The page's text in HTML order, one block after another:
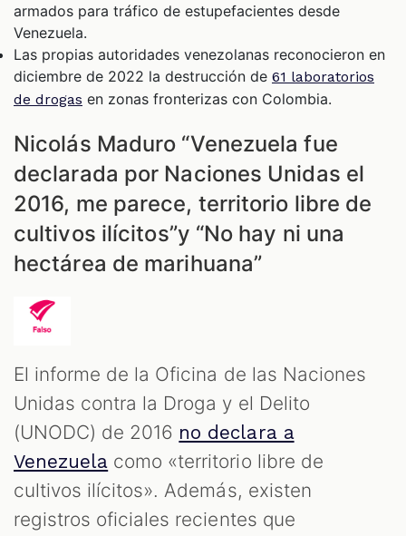
armados para tráfico de estupefacientes desde
Venezuela.
Las propias autoridades venezolanas reconocieron en
diciembre de 2022 la destrucción de 61 laboratorios
de drogas en zonas fronterizas con Colombia.
Nicolás Maduro “Venezuela fue
declarada por Naciones Unidas el
2016, me parece, territorio libre de
cultivos ilícitos”y “No hay ni una
hectárea de marihuana”
El informe de la Oficina de las Naciones
Unidas contra la Droga y el Delito
(UNODC) de 2016 no declara a
Venezuela como «territorio libre de
cultivos ilícitos». Además, existen
registros oficiales recientes que